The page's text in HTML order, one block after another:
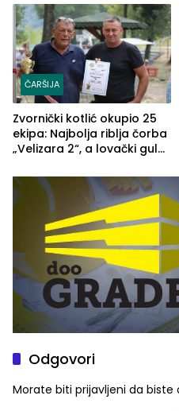
(FOTO)
ČARŠIJA
Zvornički kotlić okupio 25
ekipa: Najbolja riblja čorba
„Velizara 2“, a lovački gulaš
Odgovori
Morate biti prijavljeni da biste